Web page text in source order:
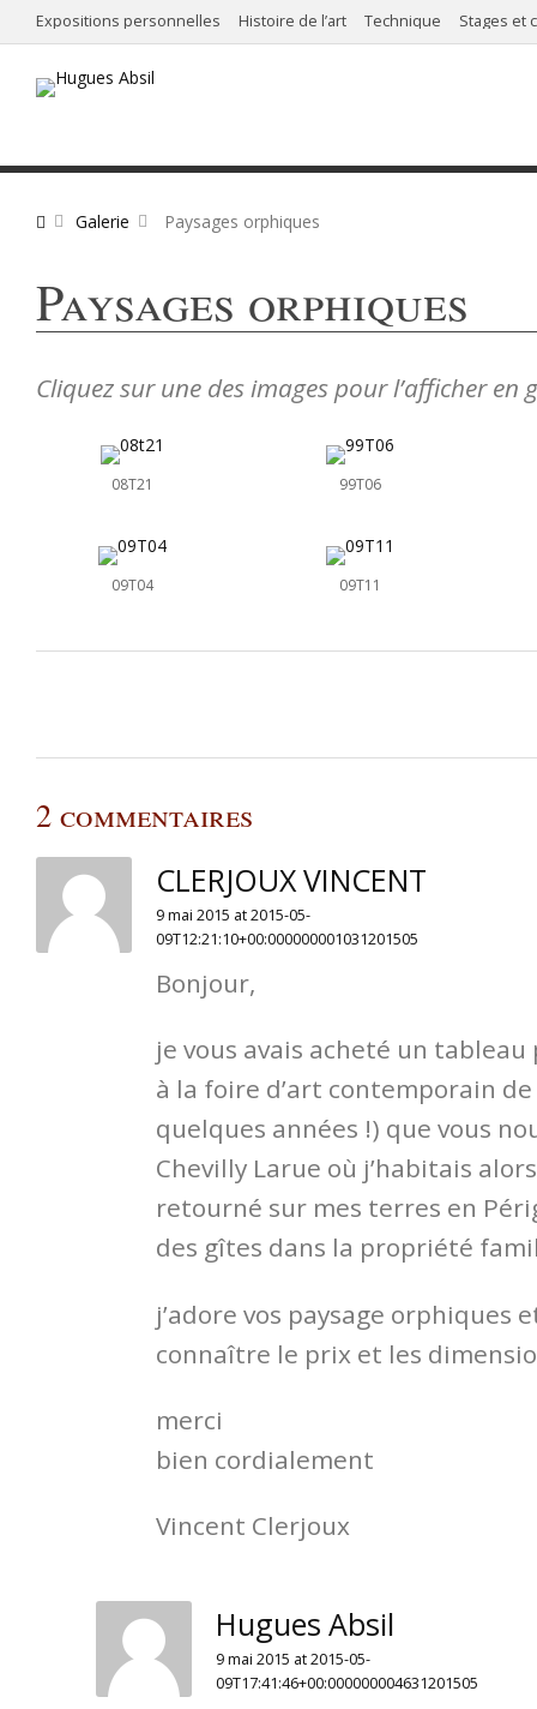
Expositions personnelles Histoire de l’art Technique Stages et
Galerie Paysages orphiques
Paysages orphiques
Cliquez sur une des images pour l’afficher en
08T21 99T06
09T04 09T11
2 commentaires
CLERJOUX VINCENT
9 mai 2015 at 2015-05-
09T12:21:10+00:000000001031201505
Bonjour,
je vous avais acheté un
à la foire d’art contemporain
quelques années !) que vous
Chevilly Larue où j’habitais
retourné sur mes terres en
des gîtes dans la propriété
j’adore vos paysage orphiques
connaître le prix et les
merci
bien cordialement
Vincent Clerjoux
Hugues Absil
9 mai 2015 at 2015-05-
09T17:41:46+00:000000004631201505